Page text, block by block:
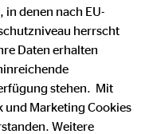
denen nach EU-
herrscht
Daten erhalten
stehen. Mit
und Marketing Cookies
Weitere